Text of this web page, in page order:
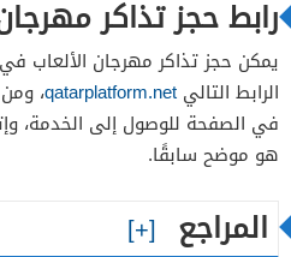
رابط حجز تذاكر
يمكن حجز تذاكر مهرجان الألعاب
الرابط التالي qatarplatform.net،
في الصفحة للوصول إلى الخدمة،
هو موضح سابقًا.
المراجع